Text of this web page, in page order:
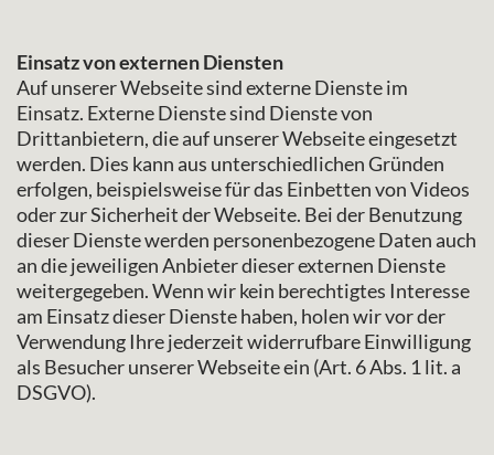
Einsatz von externen Diensten
Auf unserer Webseite sind externe Dienste im
Einsatz. Externe Dienste sind Dienste von
Drittanbietern, die auf unserer Webseite eingesetzt
werden. Dies kann aus unterschiedlichen Gründen
erfolgen, beispielsweise für das Einbetten von Videos
oder zur Sicherheit der Webseite. Bei der Benutzung
dieser Dienste werden personenbezogene Daten auch
an die jeweiligen Anbieter dieser externen Dienste
weitergegeben. Wenn wir kein berechtigtes Interesse
am Einsatz dieser Dienste haben, holen wir vor der
Verwendung Ihre jederzeit widerrufbare Einwilligung
als Besucher unserer Webseite ein (Art. 6 Abs. 1 lit. a
DSGVO).